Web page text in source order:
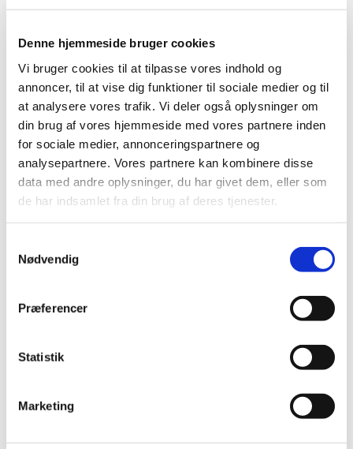
Denne hjemmeside bruger cookies
Vi bruger cookies til at tilpasse vores indhold og
annoncer, til at vise dig funktioner til sociale medier og til
at analysere vores trafik. Vi deler også oplysninger om
din brug af vores hjemmeside med vores partnere inden
for sociale medier, annonceringspartnere og
analysepartnere. Vores partnere kan kombinere disse
data med andre oplysninger, du har givet dem, eller som
de har indsamlet fra din brug af deres tjenester.
Nødvendig
Præferencer
Statistik
Marketing
Udleveringsgruppen for lægemidlet Onytec, medicinsk
neglelak 80 mg/g, ændres pr. 19. december 2016.
Novo Nordisk tilbagekalder
diabetesmedicinen GlucaGen® Hypokit
|5. september 2016|
Novo Nordisk A/S tilbagekalder batch (et parti) af
GlucaGen® Hypokit i Danmark, da enkelte produkter…
TID
2025 (158)
2023 (195)
2019 (159)